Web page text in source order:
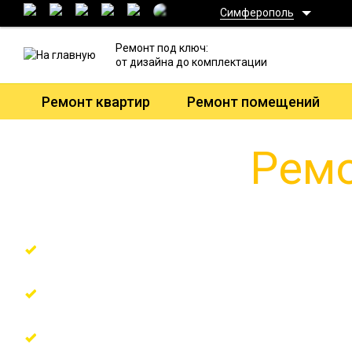
Симферополь
Ремонт под ключ:
от дизайна до комплектации
Ремонт квартир Ремонт помещений